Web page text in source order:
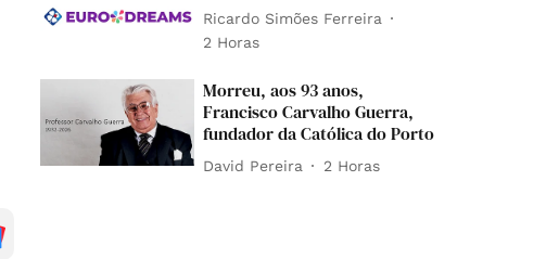
Ricardo Simões Ferreira
2 Horas
Morreu, aos 93 anos,
Francisco Carvalho Guerra,
fundador da Católica do Porto
David Pereira 2 Horas